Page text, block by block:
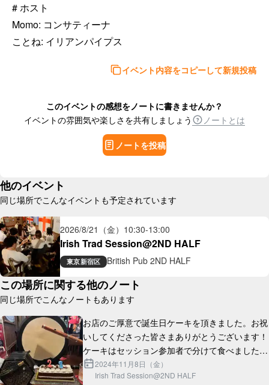
# ホスト
Momo: コンサティーナ
ことね: イリアンパイプス
イベント内容をコピーして新規投稿
このイベントの感想をノートに書きませんか？
イベントの雰囲気や楽しさを共有しましょう
ノートとは
ノートを投稿
他のイベント
同じ場所でこんなイベントも予定されています
2026/8/21（金） 10:30-13:00
Irish Trad Session@2ND HALF
東京新宿区 British Pub 2ND HALF
この場所に関する他のノート
同じ場所でこんなノートもあります
お店のご厚意で誕生日ケーキを頂きました。お祝
いしてくださった皆さまありがとうございます！
ケーキはセッション参加者で分けて食べました！
これからも引き続き暖かいセッションを作ってい
こうと思います…！
2024年11月8日（金）
Irish Trad Session@2ND HALF